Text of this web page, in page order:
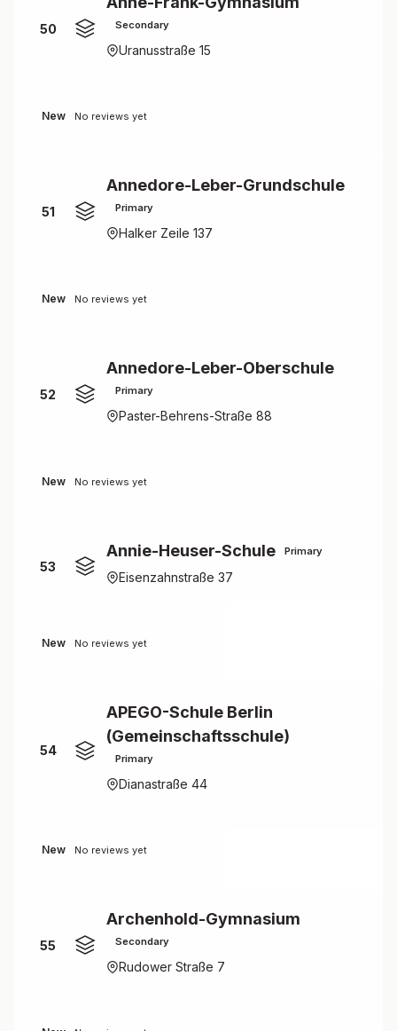
50 Secondary
Uranusstraße 15
New No reviews yet
51
Annedore-Leber-Grundschule
Primary
Halker Zeile 137
New No reviews yet
52
Annedore-Leber-Oberschule
Primary
Paster-Behrens-Straße 88
New No reviews yet
53
Annie-Heuser-Schule Primary
Eisenzahnstraße 37
New No reviews yet
54
APEGO-Schule Berlin
(Gemeinschaftsschule)
Primary
Dianastraße 44
New No reviews yet
55
Archenhold-Gymnasium
Secondary
Rudower Straße 7